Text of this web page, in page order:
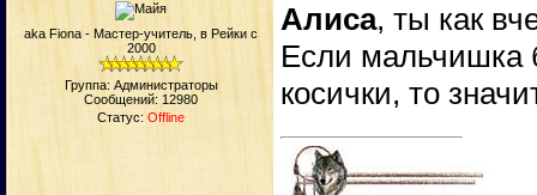
aka Fiona - Мастер-учитель, в Рейки с
2000
Группа: Администраторы
Сообщений: 12980
Статус: Offline
Алиса, ты как
Если мальчишка
косички, то